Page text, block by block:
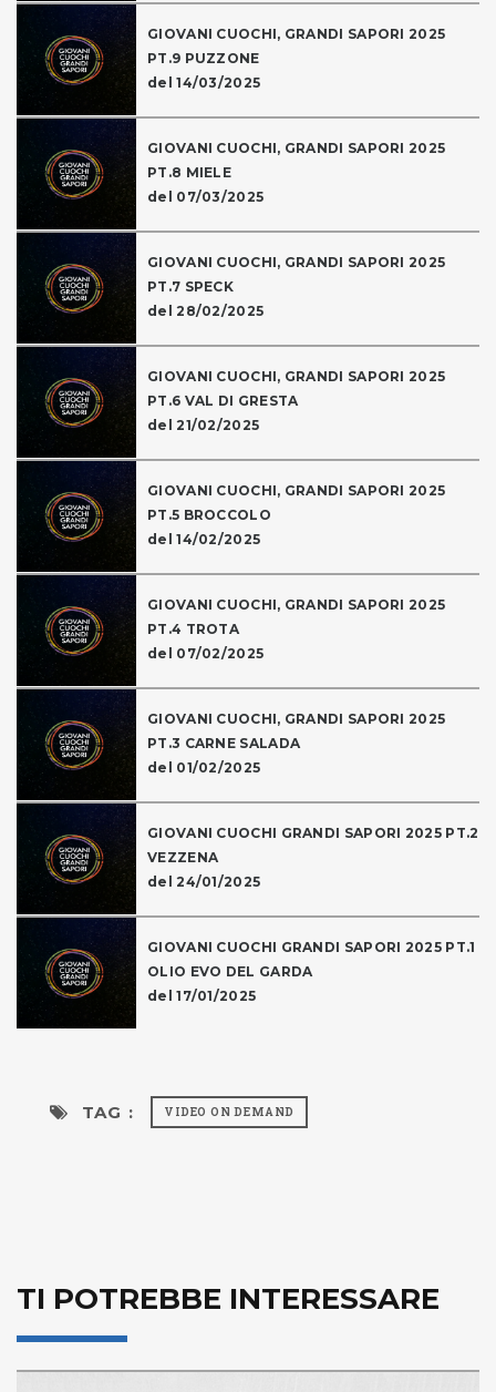
GIOVANI CUOCHI, GRANDI SAPORI 2025
PT.9 PUZZONE
del 14/03/2025
GIOVANI CUOCHI, GRANDI SAPORI 2025
PT.8 MIELE
del 07/03/2025
GIOVANI CUOCHI, GRANDI SAPORI 2025
PT.7 SPECK
del 28/02/2025
GIOVANI CUOCHI, GRANDI SAPORI 2025
PT.6 VAL DI GRESTA
del 21/02/2025
GIOVANI CUOCHI, GRANDI SAPORI 2025
PT.5 BROCCOLO
del 14/02/2025
GIOVANI CUOCHI, GRANDI SAPORI 2025
PT.4 TROTA
del 07/02/2025
GIOVANI CUOCHI, GRANDI SAPORI 2025
PT.3 CARNE SALADA
del 01/02/2025
GIOVANI CUOCHI GRANDI SAPORI 2025 PT.2
VEZZENA
del 24/01/2025
GIOVANI CUOCHI GRANDI SAPORI 2025 PT.1
OLIO EVO DEL GARDA
del 17/01/2025
TAG : VIDEO ON DEMAND
TI POTREBBE INTERESSARE